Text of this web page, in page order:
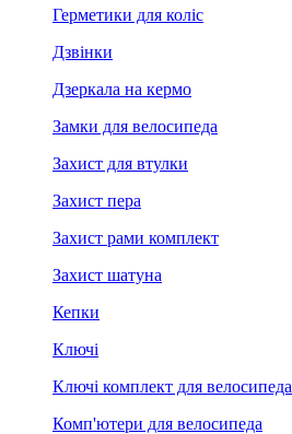
Герметики для коліс
Дзвінки
Дзеркала на кермо
Замки для велосипеда
Захист для втулки
Захист пера
Захист рами комплект
Захист шатуна
Кепки
Ключі
Ключі комплект для велосипеда
Комп'ютери для велосипеда